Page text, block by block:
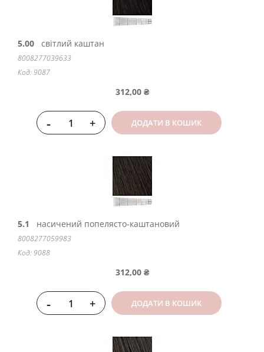
5.00 світлий каштан
8008277039633
Код: 9087
312,00 ₴
- + ДОДАТИ В КОШИК
5.1 насичений попелясто-каштановий
8008277059983
Код: 9088
312,00 ₴
- + ДОДАТИ В КОШИК